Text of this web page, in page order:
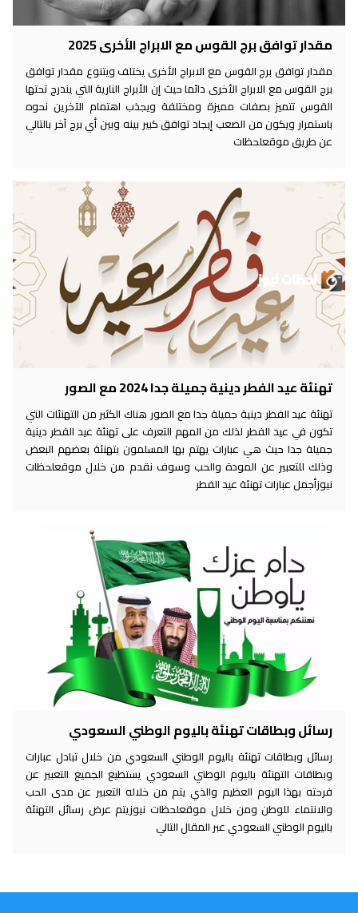
مقدار توافق برج القوس مع الابراج الأخرى 2025
مقدار توافق برج القوس مع الابراج الأخرى يختلف ويتنوع مقدار توافق
برج القوس مع الابراج الأخرى دائما حيث إن الأبراج النارية التي يندرج تحتها
القوس تتميز بصفات مميزة ومختلفة ويجذب اهتمام الآخرين نحوه
باستمرار ويكون من الصعب إيجاد توافق كبير بينه وبين أي برج آخر بالتالي
عن طريق موقعلحظات
تهنئة عيد الفطر دينية جميلة جدا 2024 مع الصور
تهنئة عيد الفطر دينية جميلة جدا مع الصور هناك الكثير من التهنئات التي
تكون في عيد الفطر لذلك من المهم التعرف على تهنئة عيد الفطر دينية
جميلة جدا حيث هي عبارات يهتم بها المسلمون بتهنئة بعضهم البعض
وذلك للتعبير عن المودة والحب وسوف نقدم من خلال موقعلحظات
نيوزأجمل عبارات تهنئة عيد الفطر
رسائل وبطاقات تهنئة باليوم الوطني السعودي
رسائل وبطاقات تهنئة باليوم الوطني السعودي من خلال تبادل عبارات
وبطاقات التهنئة باليوم الوطني السعودي يستطيع الجميع التعبير عن
فرحته بهذا اليوم العظيم والذي يتم من خلاله التعبير عن مدى الحب
والانتماء للوطن ومن خلال موقعلحظات نيوزيتم عرض رسائل التهنئة
باليوم الوطني السعودي عبر المقال التالي